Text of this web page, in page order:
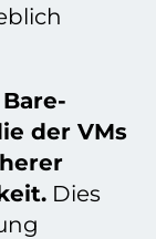
der VMs
Dies